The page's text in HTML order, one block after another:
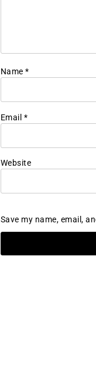
Name *
Email *
Website
Save my name, email,